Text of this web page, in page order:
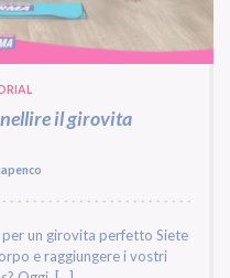
il girovita
un girovita perfetto Siete
e raggiungere i vostri